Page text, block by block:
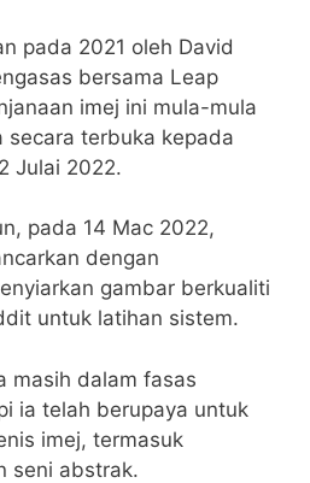
pada 2021 oleh David
bersama Leap
imej ini mula-mula
secara terbuka kepada
Julai 2022.
pada 14 Mac 2022,
dengan
gambar berkualiti
untuk latihan sistem.
masih dalam fasas
ia telah berupaya untuk
imej, termasuk
seni abstrak.